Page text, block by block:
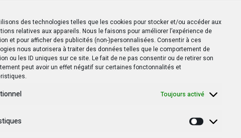
des technologies telles que les cookies pour stocker et/ou accéder aux
relatives aux appareils. Nous le faisons pour améliorer l’expérience de
et pour afficher des publicités (non-)personnalisées. Consentir à ces
nous autorisera à traiter des données telles que le comportement de
ou les ID uniques sur ce site. Le fait de ne pas consentir ou de retirer son
peut avoir un effet négatif sur certaines fonctonnalités et
Toujours activé
Statistiques